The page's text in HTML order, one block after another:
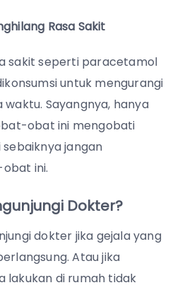
Rasa Sakit
sakit seperti paracetamol
untuk mengurangi
Sayangnya, hanya
obat ini mengobati
jangan
ini.
Dokter?
dokter jika gejala yang
Atau jika
lakukan di rumah tidak